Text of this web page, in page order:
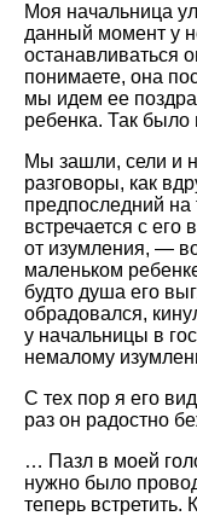
Моя начальница
данный момент у
останавливаться
понимаете, она
мы идем ее
ребенка. Так было
Мы зашли, сели и
разговоры, как
предпоследний на
встречается с его
от изумления, —
маленьком
будто душа его
обрадовался,
у начальницы в
немалому
С тех пор я его
раз он радостно
… Пазл в моей
нужно было
теперь встретить.